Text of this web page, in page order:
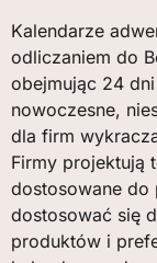
Kalendarze
odliczaniem do
obejmując 24
nowoczesne,
dla firm
Firmy projektują
dostosowane do
dostosować się
produktów i